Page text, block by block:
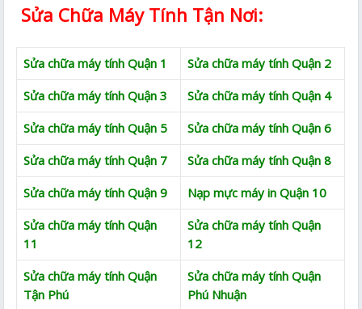
Sửa Chữa Máy Tính Tận Nơi:
Sửa chữa máy tính Quận 1
Sửa chữa máy tính Quận 2
Sửa chữa máy tính Quận 3
Sửa chữa máy tính Quận 4
Sửa chữa máy tính Quận 5
Sửa chữa máy tính Quận 6
Sửa chữa máy tính Quận 7
Sửa chữa máy tính Quận 8
Sửa chữa máy tính Quận 9
Nạp mực máy in Quận 10
Sửa chữa máy tính Quận
11
Sửa chữa máy tính Quận
12
Sửa chữa máy tính Quận
Tận Phú
Sửa chữa máy tính Quận
Phú Nhuận